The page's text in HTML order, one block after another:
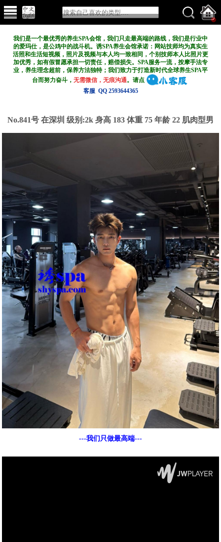
我们是一个最优秀的养生SPA会馆，我们只走最高端的路线，我们是行业中
的爱玛仕，是公鸡中的战斗机。诱SPA养生会馆承诺：网站技师均为真实生
活照和生活短视频，照片及视频与本人均一致相同，个别技师本人比照片更
加优秀，如有假冒愿承担一切责任，赔偿损失。SPA服务一流，按摩手法专
业，养生理念超前，保养方法独特；我们致力于打造新时代全球养生SPA平
台而努力奋斗，无需微信，无痕沟通。请点
客服 QQ 2593644365
No.841号 在深圳 级别:2k 身高 183 体重 75 年龄 22 肌肉型男
---我们只做最高端---